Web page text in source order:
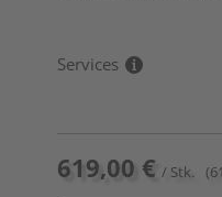
Services
619,00 € / Stk.